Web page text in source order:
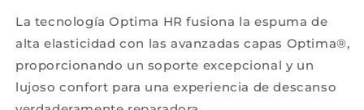
La tecnología Optima HR fusiona la espuma de
alta elasticidad con las avanzadas capas Optima®,
proporcionando un soporte excepcional y un
lujoso confort para una experiencia de descanso